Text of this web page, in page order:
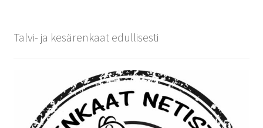
Talvi- ja kesärenkaat edullisesti